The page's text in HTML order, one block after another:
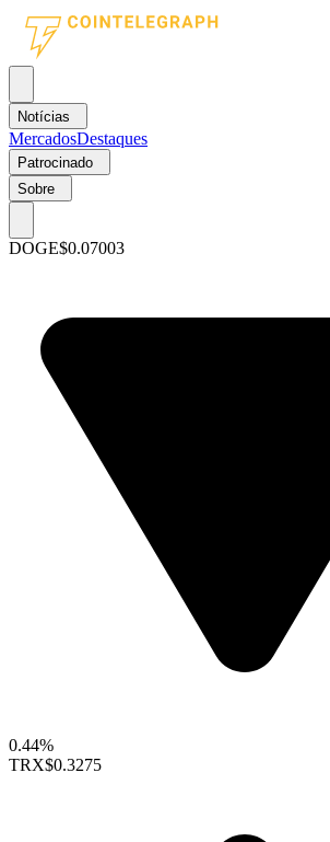
Notícias
MercadosDestaques
Patrocinado
Sobre
DOGE$0.07003
0.44%
TRX$0.3275